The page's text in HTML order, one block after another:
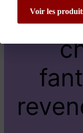
sur
Voir les